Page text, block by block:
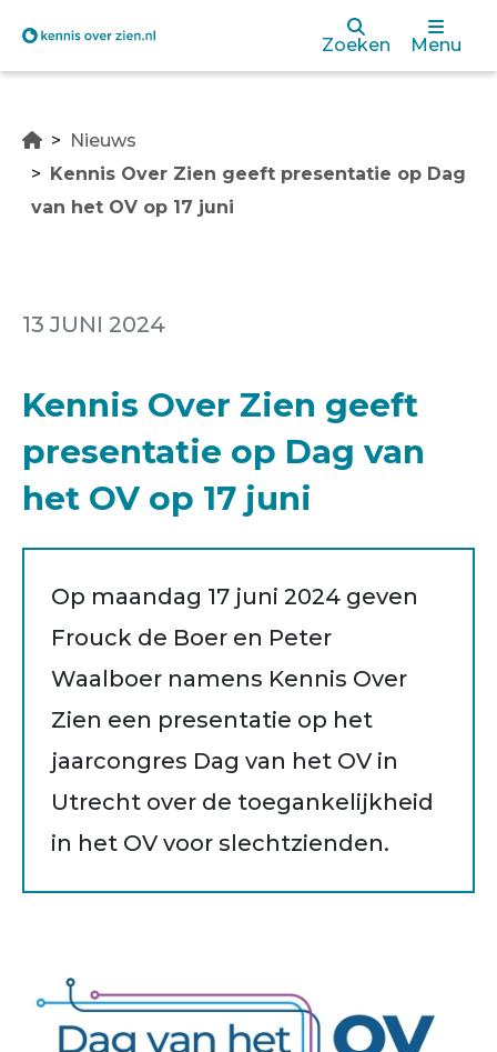
Overslaan
de
inhoud
Zoeken Menu
Nieuws
Kennis Over Zien geeft presentatie op Dag
van het OV op 17 juni
13 JUNI 2024
Kennis Over Zien geeft
presentatie op Dag van
het OV op 17 juni
Op maandag 17 juni 2024 geven
Frouck de Boer en Peter
Waalboer namens Kennis Over
Zien een presentatie op het
jaarcongres Dag van het OV in
Utrecht over de toegankelijkheid
in het OV voor slechtzienden.